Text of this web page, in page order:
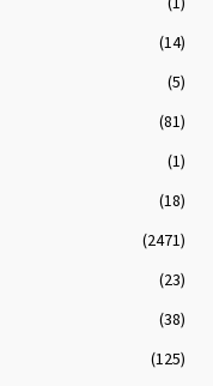
(14)
(5)
(81)
(1)
(18)
(2471)
(23)
(38)
(125)